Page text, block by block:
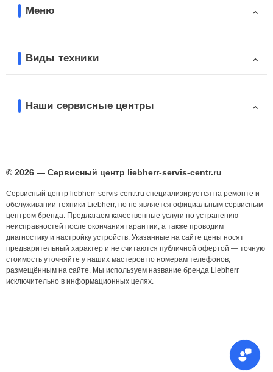
Меню
Виды техники
Наши сервисные центры
© 2026 — Сервисный центр liebherr-servis-centr.ru
Сервисный центр liebherr-servis-centr.ru специализируется на ремонте и
обслуживании техники Liebherr, но не является официальным сервисным
центром бренда. Предлагаем качественные услуги по устранению
неисправностей после окончания гарантии, а также проводим
диагностику и настройку устройств. Указанные на сайте цены носят
предварительный характер и не считаются публичной офертой — точную
стоимость уточняйте у наших мастеров по номерам телефонов,
размещённым на сайте. Мы используем название бренда Liebherr
исключительно в информационных целях.